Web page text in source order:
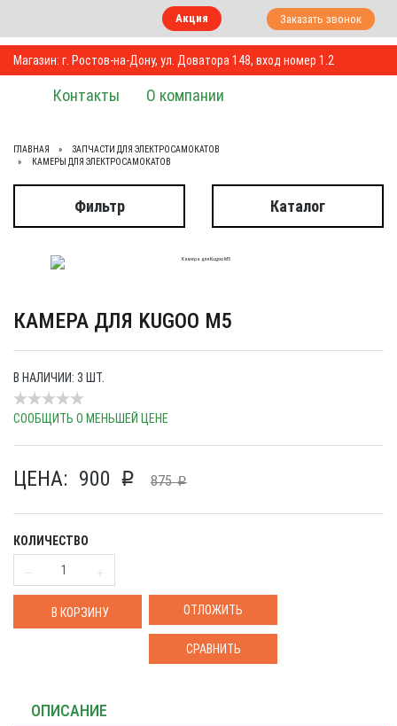
Акция Заказать звонок
Магазин: г. Ростов-на-Дону, ул. Доватора 148, вход номер 1.2
Контакты О компании
ГЛАВНАЯ
ЗАПЧАСТИ ДЛЯ ЭЛЕКТРОСАМОКАТОВ
КАМЕРЫ ДЛЯ ЭЛЕКТРОСАМОКАТОВ
Фильтр Каталог
КАМЕРА ДЛЯ KUGOO M5
В НАЛИЧИИ: 3 ШТ.
СООБЩИТЬ О МЕНЬШЕЙ ЦЕНЕ
ЦЕНА: 900 p 875 p
КОЛИЧЕСТВО
В КОРЗИНУ ОТЛОЖИТЬ
СРАВНИТЬ
ОПИСАНИЕ